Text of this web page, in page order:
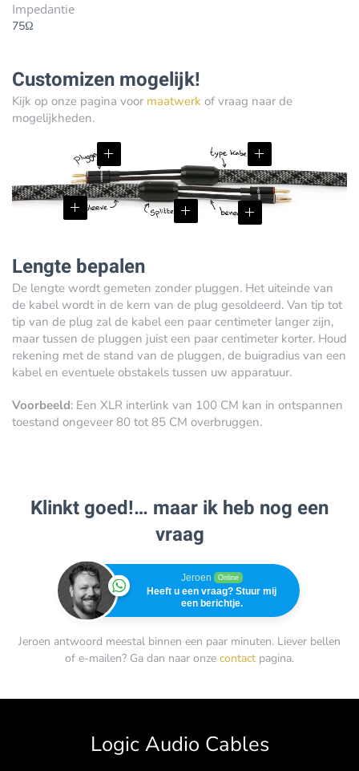
Impedantie
75Ω
Customizen mogelijk!
Kijk op onze pagina voor maatwerk of vraag naar de
mogelijkheden.
Lengte bepalen
De lengte wordt gemeten zonder pluggen. Het uiteinde van
de kabel wordt in de kern van de plug gesoldeerd. Van tip tot
tip van de plug zal de kabel een paar centimeter langer zijn,
maar tussen de pluggen juist een paar centimeter korter. Houd
rekening met de stand van de pluggen, de buigradius van een
kabel en eventuele obstakels tussen uw apparatuur.
Voorbeeld: Een XLR interlink van 100 CM kan in ontspannen
toestand ongeveer 80 tot 85 CM overbruggen.
Klinkt goed!… maar ik heb nog een
vraag
Jeroen Online
Heeft u een vraag? Stuur mij
een berichtje.
Jeroen antwoord meestal binnen een paar minuten. Liever bellen
of e-mailen? Ga dan naar onze contact pagina.
Logic Audio Cables